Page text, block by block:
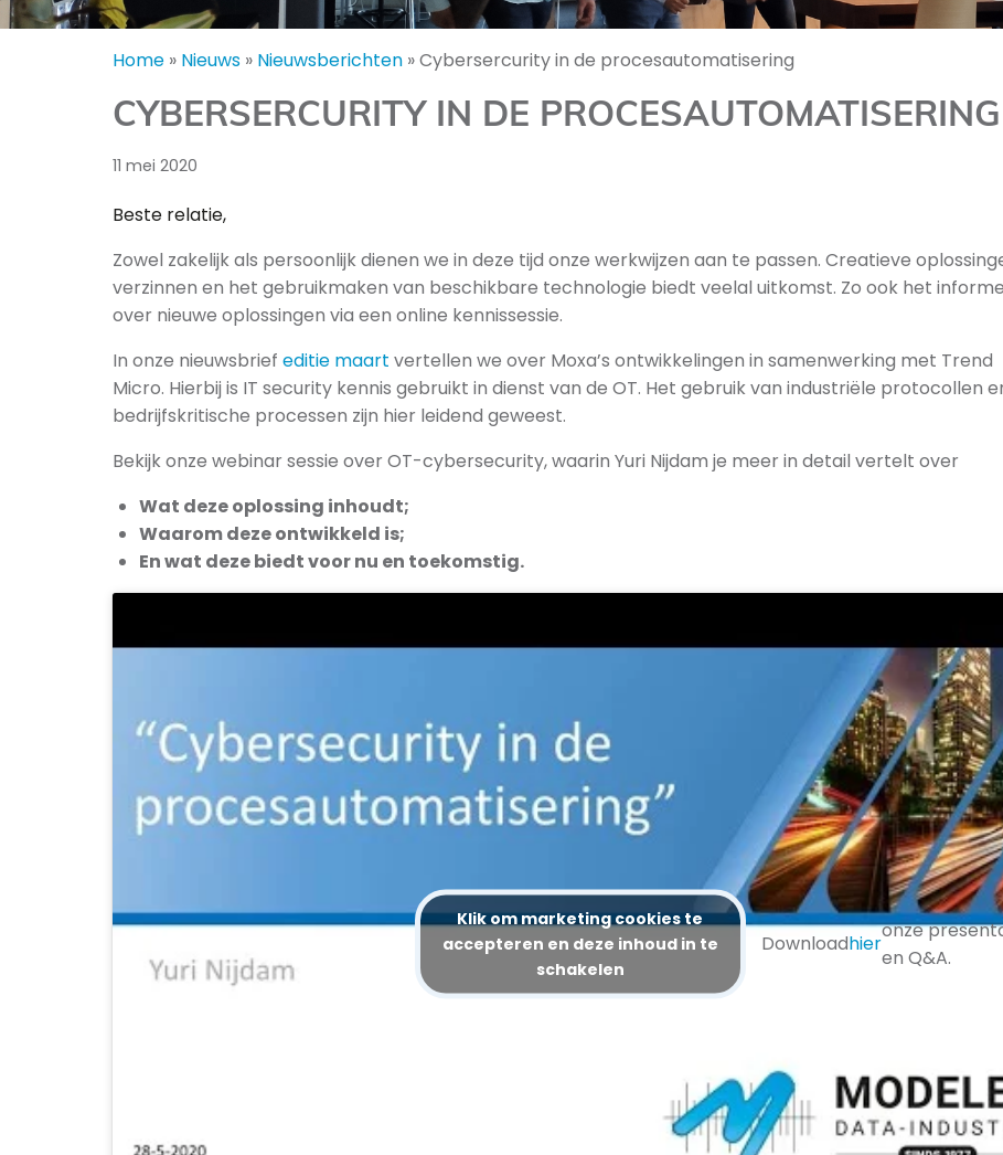
Home » Nieuws » Nieuwsberichten »Cybersercurity in de procesautomatisering
CYBERSERCURITY IN DE PROCESAUTOMATISERING
11 mei 2020
Beste relatie,
Zowel zakelijk als persoonlijk dienen we in deze tijd onze werkwijzen aan te passen. Creatieve
verzinnen en het gebruikmaken van beschikbare technologie biedt veelal uitkomst. Zo ook het
over nieuwe oplossingen via een online kennissessie.
In onze nieuwsbrief editie maart vertellen we over Moxa’s ontwikkelingen in samenwerking met Trend
Micro. Hierbij is IT security kennis gebruikt in dienst van de OT. Het gebruik van industriële protocollen
bedrijfskritische processen zijn hier leidend geweest.
Bekijk onze webinar sessie over OT-cybersecurity, waarin Yuri Nijdam je meer in detail vertelt over
Wat deze oplossing inhoudt;
Waarom deze ontwikkeld is;
En wat deze biedt voor nu en toekomstig.
Downloadhier
onze
en Q&A.
Klik om marketing cookies te
accepteren en deze inhoud in te
schakelen